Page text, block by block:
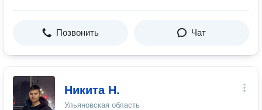
Позвонить Чат
Никита Н.
Ульяновская область